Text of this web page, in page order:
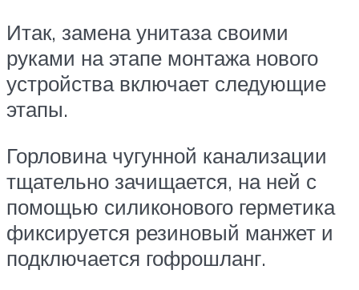
Итак, замена унитаза своими
руками на этапе монтажа нового
устройства включает следующие
этапы.
Горловина чугунной канализации
тщательно зачищается, на ней с
помощью силиконового герметика
фиксируется резиновый манжет и
подключается гофрошланг.